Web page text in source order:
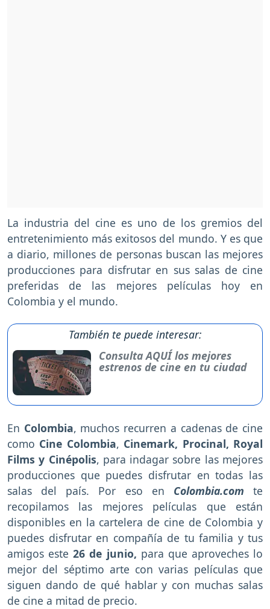
La industria del cine es uno de los gremios del
entretenimiento más exitosos del mundo. Y es que
a diario, millones de personas buscan las mejores
producciones para disfrutar en sus salas de cine
preferidas de las mejores películas hoy en
Colombia y el mundo.
También te puede interesar:
Consulta AQUÍ los mejores
estrenos de cine en tu ciudad
En Colombia, muchos recurren a cadenas de cine
como Cine Colombia, Cinemark, Procinal, Royal
Films y Cinépolis, para indagar sobre las mejores
producciones que puedes disfrutar en todas las
salas del país. Por eso en Colombia.comte
recopilamos las mejores películas que están
disponibles en la cartelera de cine de Colombia y
puedes disfrutar en compañía de tu familia y tus
amigos este 26 de junio, para que aproveches lo
mejor del séptimo arte con varias películas que
siguen dando de qué hablar y con muchas salas
de cine a mitad de precio.